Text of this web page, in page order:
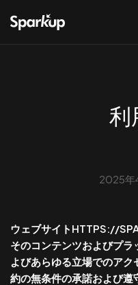
利
2025年
ウェブサイトHTTPS://
そのコンテンツおよびプ
よびあらゆる立場でのア
約の無条件の承諾および